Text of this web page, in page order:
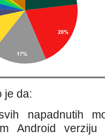
je da:
napadnutih
Android